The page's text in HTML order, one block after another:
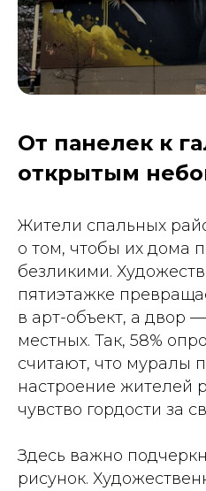
От панелек к
открытым
Жители спальных
о том, чтобы их дома
безликими.
пятиэтажке
в арт-объект, а двор
местных. Так, 58%
считают, что муралы
настроение жителей
чувство гордости за
Здесь важно
рисунок.